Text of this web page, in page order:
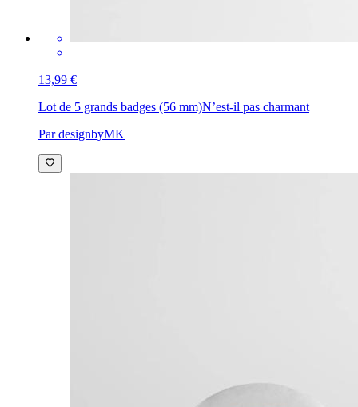
13,99 €
Lot de 5 grands badges (56 mm)N’est-il pas charmant
Par designbyMK